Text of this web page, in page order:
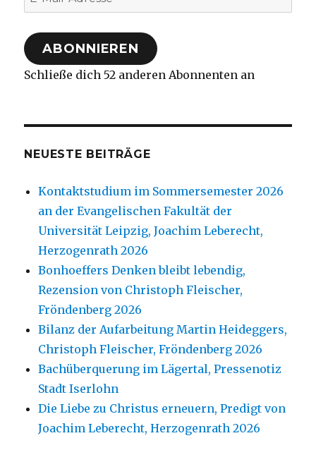
Mail-
Adresse
ABONNIEREN
Schließe dich 52 anderen Abonnenten an
NEUESTE BEITRÄGE
Kontaktstudium im Sommersemester 2026
an der Evangelischen Fakultät der
Universität Leipzig, Joachim Leberecht,
Herzogenrath 2026
Bonhoeffers Denken bleibt lebendig,
Rezension von Christoph Fleischer,
Fröndenberg 2026
Bilanz der Aufarbeitung Martin Heideggers,
Christoph Fleischer, Fröndenberg 2026
Bachüberquerung im Lägertal, Pressenotiz
Stadt Iserlohn
Die Liebe zu Christus erneuern, Predigt von
Joachim Leberecht, Herzogenrath 2026